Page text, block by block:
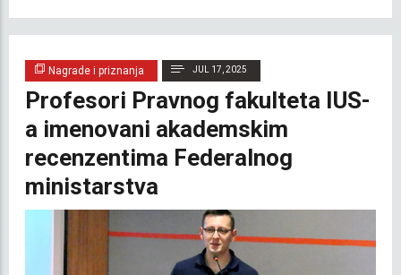
Nagrade i priznanja JUL 17, 2025
Profesori Pravnog fakulteta IUS-
a imenovani akademskim
recenzentima Federalnog
ministarstva